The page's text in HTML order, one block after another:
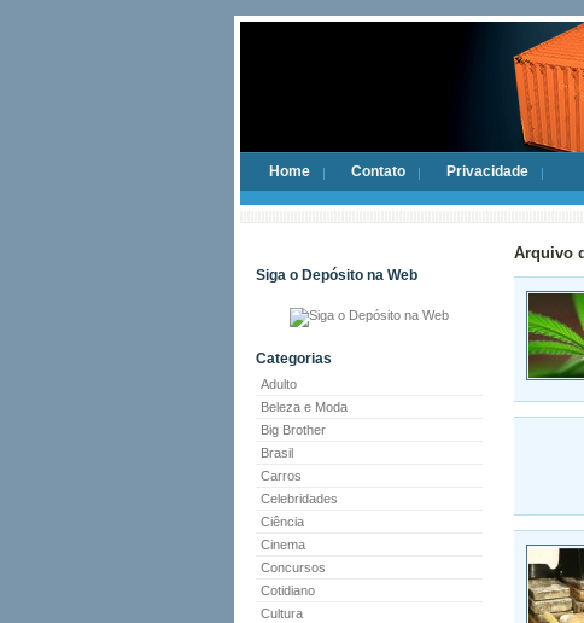
Home Contato Privacidade
Siga o Depósito na Web
Categorias
Adulto
Beleza e Moda
Big Brother
Brasil
Carros
Celebridades
Ciência
Cinema
Concursos
Cotidiano
Cultura
Arquivo